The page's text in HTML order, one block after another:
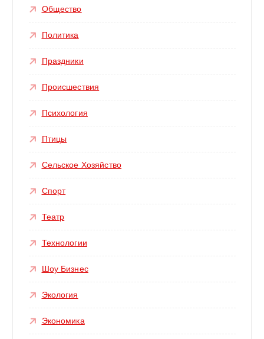
Общество
Политика
Праздники
Происшествия
Психология
Птицы
Сельское Хозяйство
Спорт
Театр
Технологии
Шоу Бизнес
Экология
Экономика